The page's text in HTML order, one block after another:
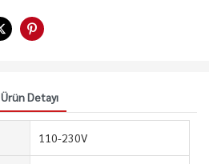
Ürün Detayı
110-230V